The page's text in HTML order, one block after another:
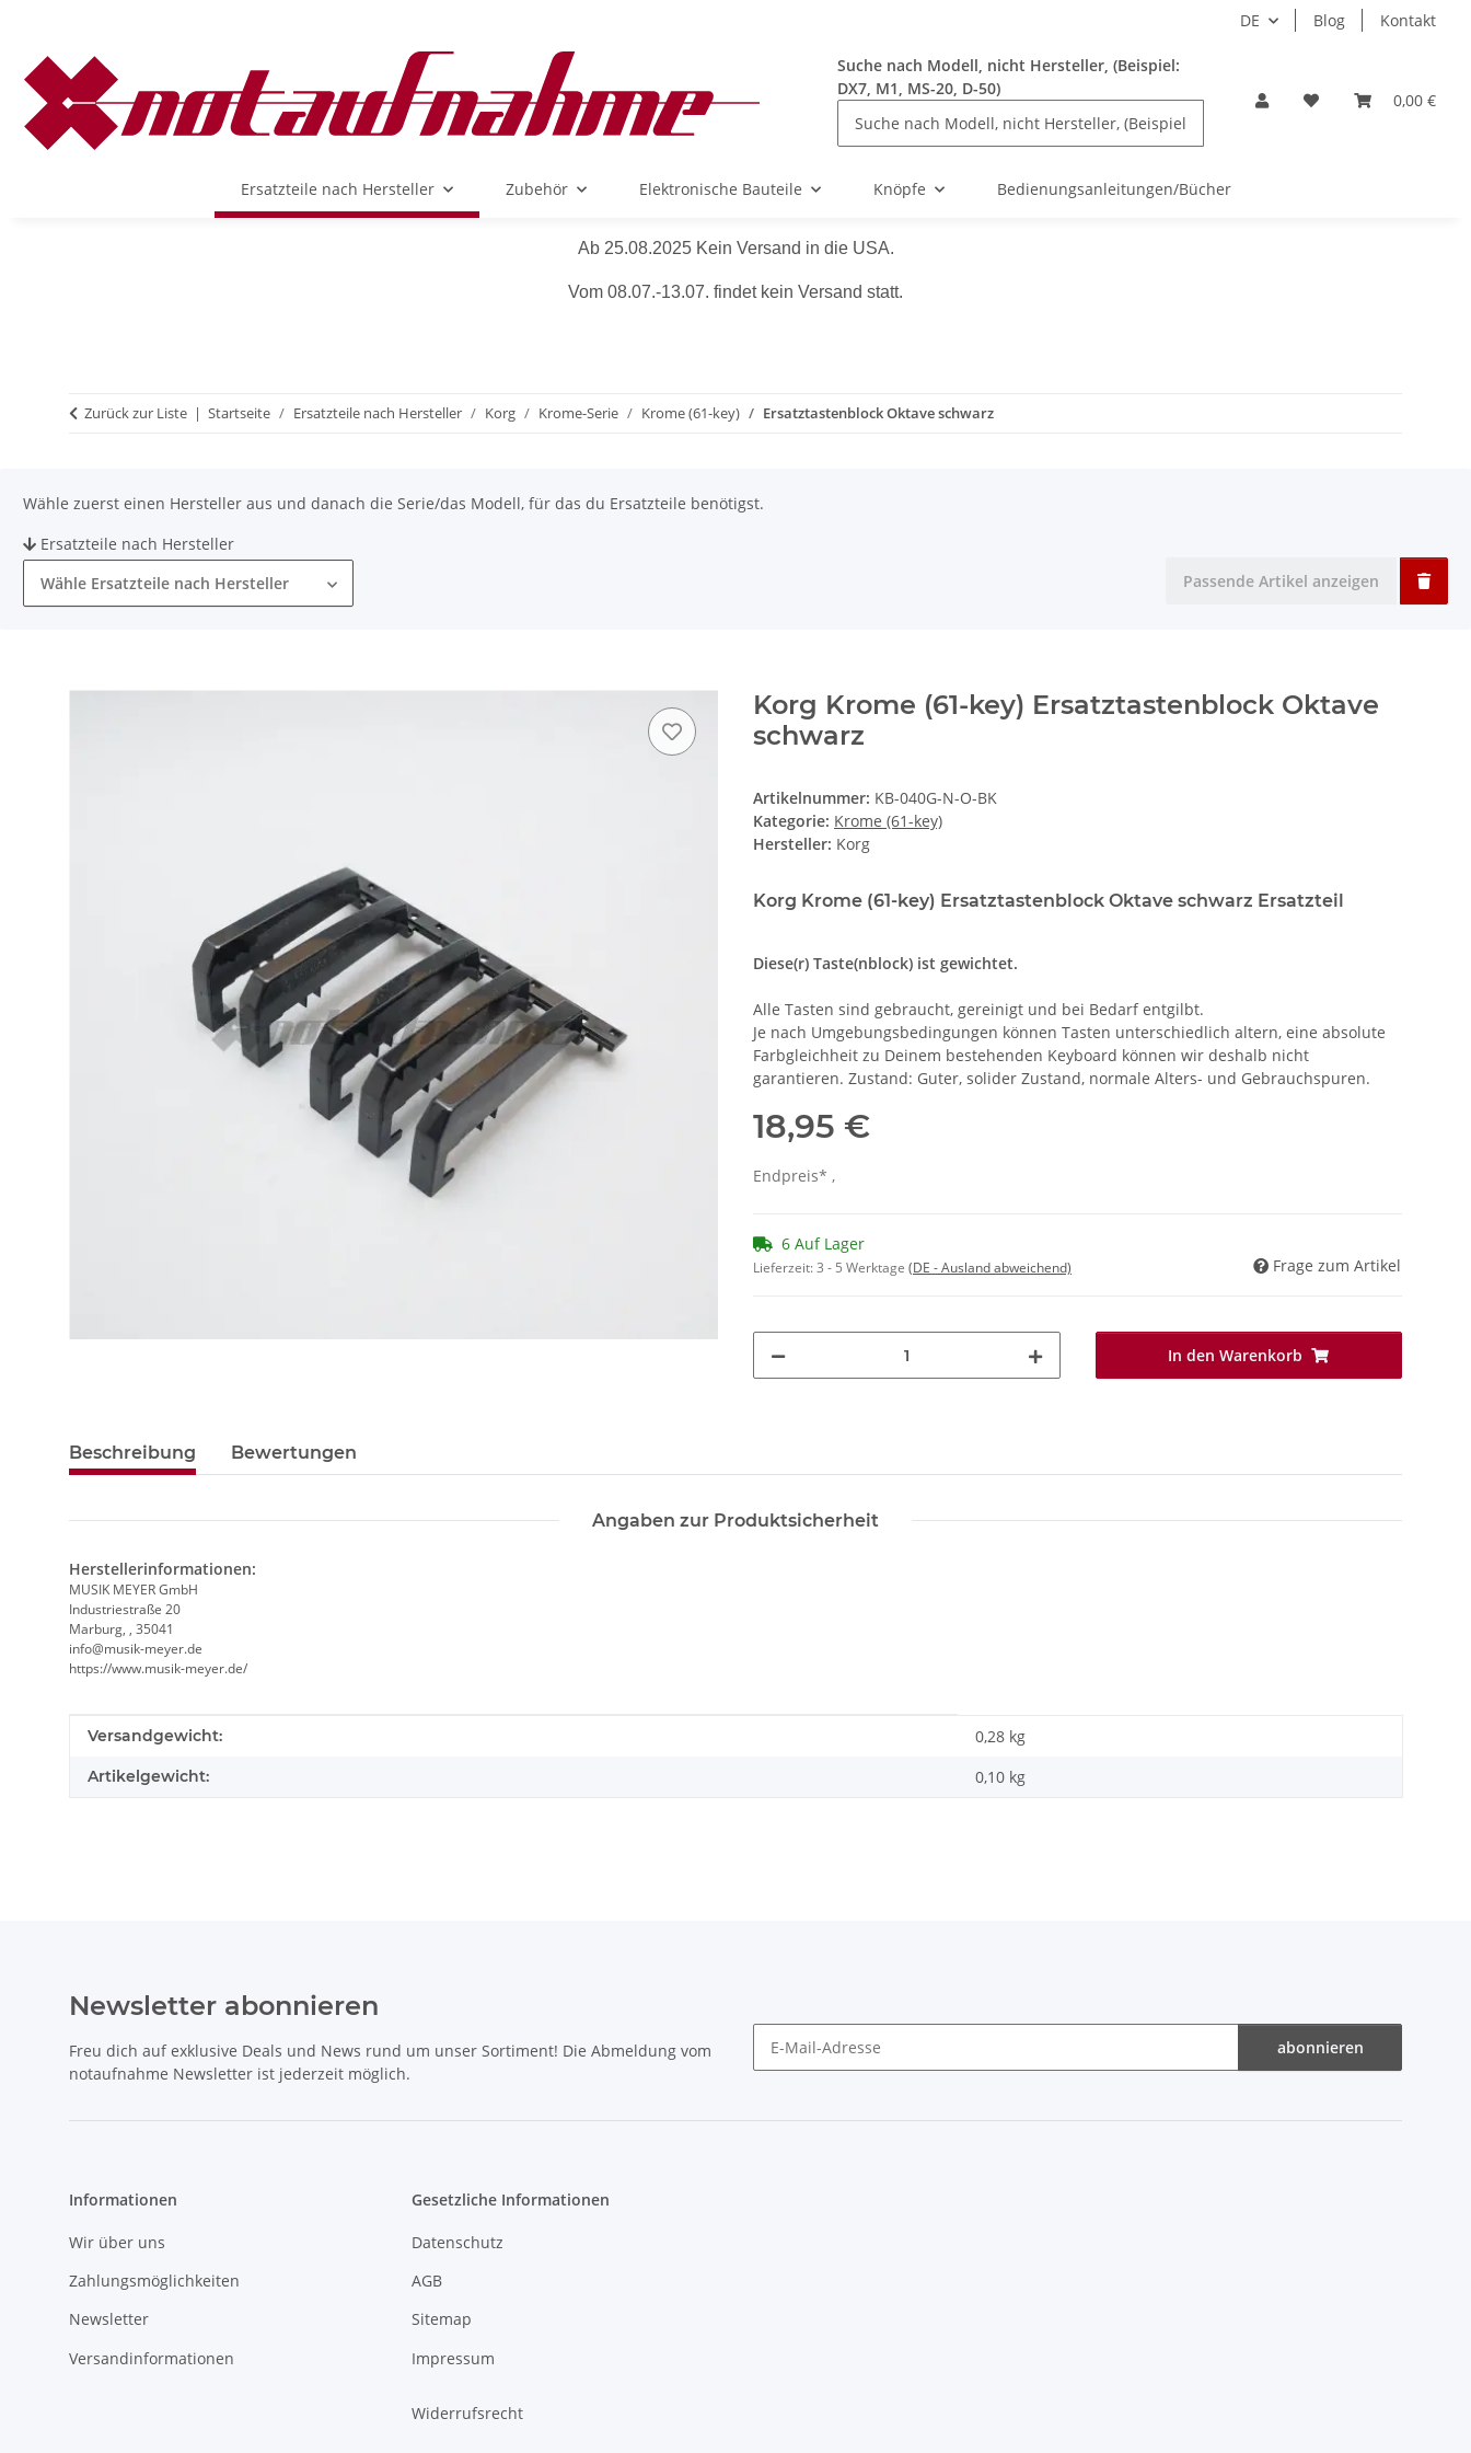
DE Blog Kontakt
Suche nach Modell, nicht Hersteller, (Beispiel:
DX7, M1, MS-20, D-50)
0,00 €
Ersatzteile nach Hersteller Zubehör Elektronische Bauteile Knöpfe Bedienungsanleitungen/Bücher
Ab 25.08.2025 Kein Versand in die USA.
Vom 08.07.-13.07. findet kein Versand statt.
Zurück zur Liste Startseite Ersatzteile nach Hersteller Korg Krome-Serie Krome (61-key) Ersatztastenblock Oktave schwarz
Wähle zuerst einen Hersteller aus und danach die Serie/das Modell, für das du Ersatzteile benötigst.
Ersatzteile nach Hersteller
Wähle Ersatzteile nach Hersteller
Passende Artikel anzeigen
Korg Krome (61-key) Ersatztastenblock Oktave
schwarz
Artikelnummer: KB-040G-N-O-BK
Kategorie: Krome (61-key)
Hersteller: Korg
Korg Krome (61-key) Ersatztastenblock Oktave schwarz Ersatzteil
Diese(r) Taste(nblock) ist gewichtet.
Alle Tasten sind gebraucht, gereinigt und bei Bedarf entgilbt.
Je nach Umgebungsbedingungen können Tasten unterschiedlich altern, eine absolute
Farbgleichheit zu Deinem bestehenden Keyboard können wir deshalb nicht
garantieren. Zustand: Guter, solider Zustand, normale Alters- und Gebrauchspuren.
18,95 €
Endpreis* ,
6 Auf Lager
Lieferzeit:3 - 5 Werktage (DE - Ausland abweichend) Frage zum Artikel
In den Warenkorb
Beschreibung Bewertungen
Angaben zur Produktsicherheit
Herstellerinformationen:
MUSIK MEYER GmbH
Industriestraße 20
Marburg, , 35041
info@musik-meyer.de
https://www.musik-meyer.de/
Produkteigenschaft
Wert
Versandgewicht: 0,28 kg
Artikelgewicht: 0,10 kg
Newsletter abonnieren
Freu dich auf exklusive Deals und News rund um unser Sortiment! Die Abmeldung vom
notaufnahme Newsletter ist jederzeit möglich.
abonnieren
Informationen
Wir über uns
Zahlungsmöglichkeiten
Newsletter
Versandinformationen
Gesetzliche Informationen
Datenschutz
AGB
Sitemap
Impressum
Widerrufsrecht